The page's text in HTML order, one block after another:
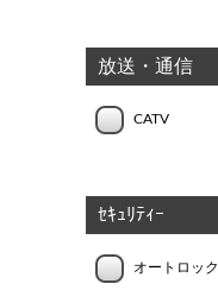
放送・通信
CATV
ｾｷｭﾘﾃｨｰ
オートロック